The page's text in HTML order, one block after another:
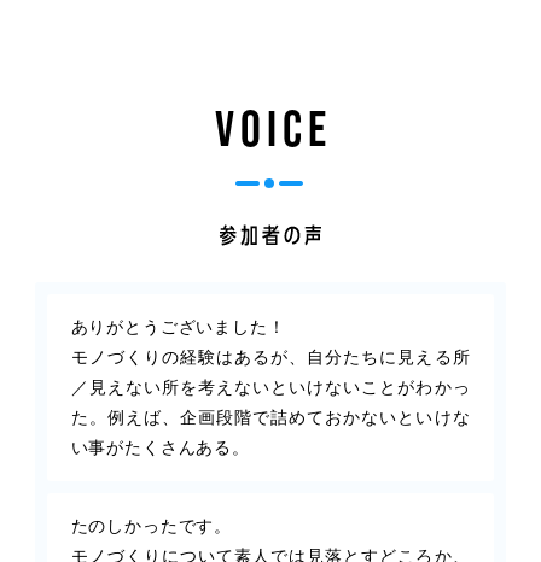
VOICE
ありがとうございました！
モノづくりの経験はあるが、自分たちに見える所
／見えない所を考えないといけないことがわかっ
た。例えば、企画段階で詰めておかないといけな
い事がたくさんある。
たのしかったです。
モノづくりについて素人では見落とすどころか、